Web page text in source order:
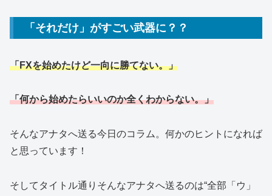
「それだけ」がすごい武器に？？
「FXを始めたけど一向に勝てない。」
「何から始めたらいいのか全くわからない。」
そんなアナタへ送る今日のコラム。何かのヒントになれば
と思っています！
そしてタイトル通りそんなアナタへ送るのは“全部「ウ」